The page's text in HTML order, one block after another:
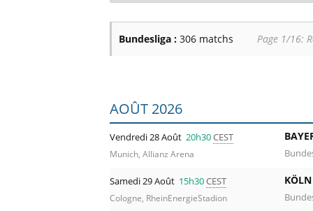
Bundesliga : 306 matchs Page 1/16:
Liste des prochains matchs :
AOÛT 2026
Vendredi 28 Août 20h30CEST
Munich, Allianz Arena
Samedi 29 Août 15h30CEST
Cologne, RheinEnergieStadion